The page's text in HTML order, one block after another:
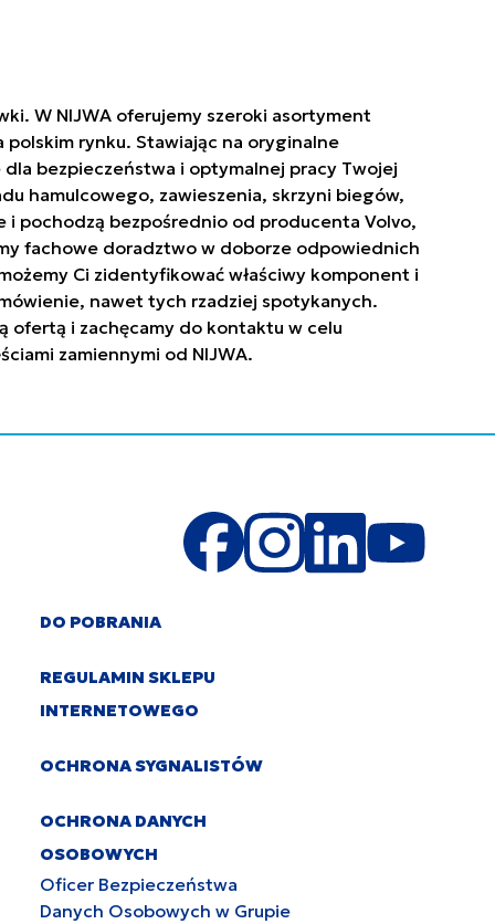
W NIJWA oferujemy szeroki asortyment
rynku. Stawiając na oryginalne
bezpieczeństwa i optymalnej pracy Twojej
hamulcowego, zawieszenia, skrzyni biegów,
i pochodzą bezpośrednio od producenta Volvo,
fachowe doradztwo w doborze odpowiednich
Ci zidentyfikować właściwy komponent i
nawet tych rzadziej spotykanych.
ofertą i zachęcamy do kontaktu w celu
zamiennymi od NIJWA.
DO POBRANIA
REGULAMIN SKLEPU
INTERNETOWEGO
OCHRONA SYGNALISTÓW
OCHRONA DANYCH
OSOBOWYCH
Oficer Bezpieczeństwa
Danych Osobowych w Grupie